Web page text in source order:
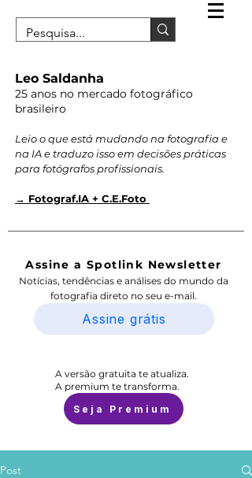
Leo Saldanha
25 anos no mercado fotográfico
brasileiro
Leio o que está mudando na fotografia e
na IA e traduzo isso em decisões práticas
para fotógrafos profissionais.
→ Fotograf.IA + C.E.Foto
Assine a Spotlink Newsletter
Notícias, tendências e análises do mundo da
fotografia direto no seu e-mail.
Assine grátis
A versão gratuita te atualiza.
A premium te transforma.
Seja Premium
Post